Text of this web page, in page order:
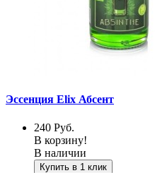
Эссенция Elix Абсент
240 Руб.
В корзину!
В наличии
Купить в 1 клик